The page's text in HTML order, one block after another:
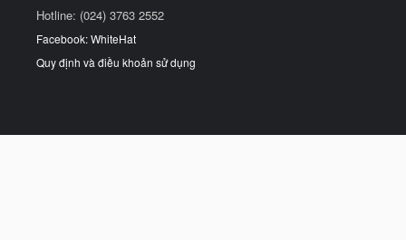
Hotline: (024) 3763 2552
Facebook: WhiteHat
Quy định và điều khoản sử dụng